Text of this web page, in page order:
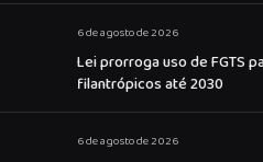
6 de agosto de 2026
Lei prorroga uso de FGTS
filantrópicos até 2030
6 de agosto de 2026